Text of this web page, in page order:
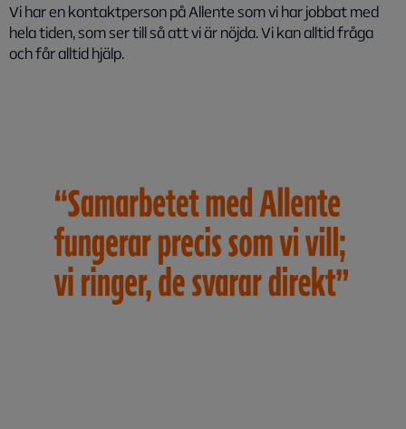
Vi har en kontaktperson på Allente som vi har jobbat med
hela tiden, som ser till så att vi är nöjda. Vi kan alltid fråga
och får alltid hjälp.